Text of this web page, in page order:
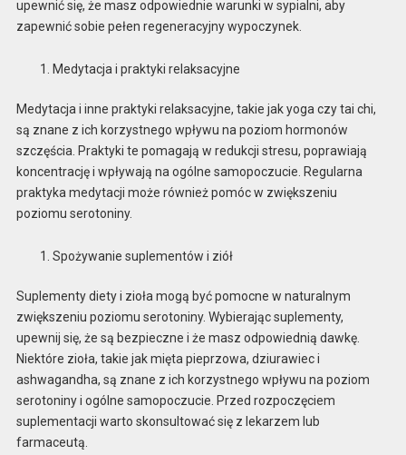
upewnić się, że masz odpowiednie warunki w sypialni, aby
zapewnić sobie pełen regeneracyjny wypoczynek.
Medytacja i praktyki relaksacyjne
Medytacja i inne praktyki relaksacyjne, takie jak yoga czy tai chi,
są znane z ich korzystnego wpływu na poziom hormonów
szczęścia. Praktyki te pomagają w redukcji stresu, poprawiają
koncentrację i wpływają na ogólne samopoczucie. Regularna
praktyka medytacji może również pomóc w zwiększeniu
poziomu serotoniny.
Spożywanie suplementów i ziół
Suplementy diety i zioła mogą być pomocne w naturalnym
zwiększeniu poziomu serotoniny. Wybierając suplementy,
upewnij się, że są bezpieczne i że masz odpowiednią dawkę.
Niektóre zioła, takie jak mięta pieprzowa, dziurawiec i
ashwagandha, są znane z ich korzystnego wpływu na poziom
serotoniny i ogólne samopoczucie. Przed rozpoczęciem
suplementacji warto skonsultować się z lekarzem lub
farmaceutą.